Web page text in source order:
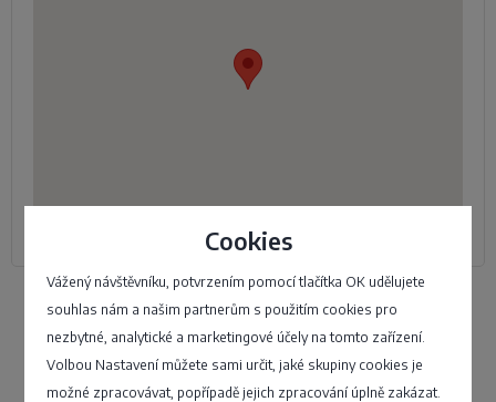
Cookies
Vážený návštěvníku, potvrzením pomocí tlačítka OK udělujete
souhlas nám a našim partnerům s použitím cookies pro
nezbytné, analytické a marketingové účely na tomto zařízení.
Volbou Nastavení můžete sami určit, jaké skupiny cookies je
možné zpracovávat, popřípadě jejich zpracování úplně zakázat.
Přidat firmu